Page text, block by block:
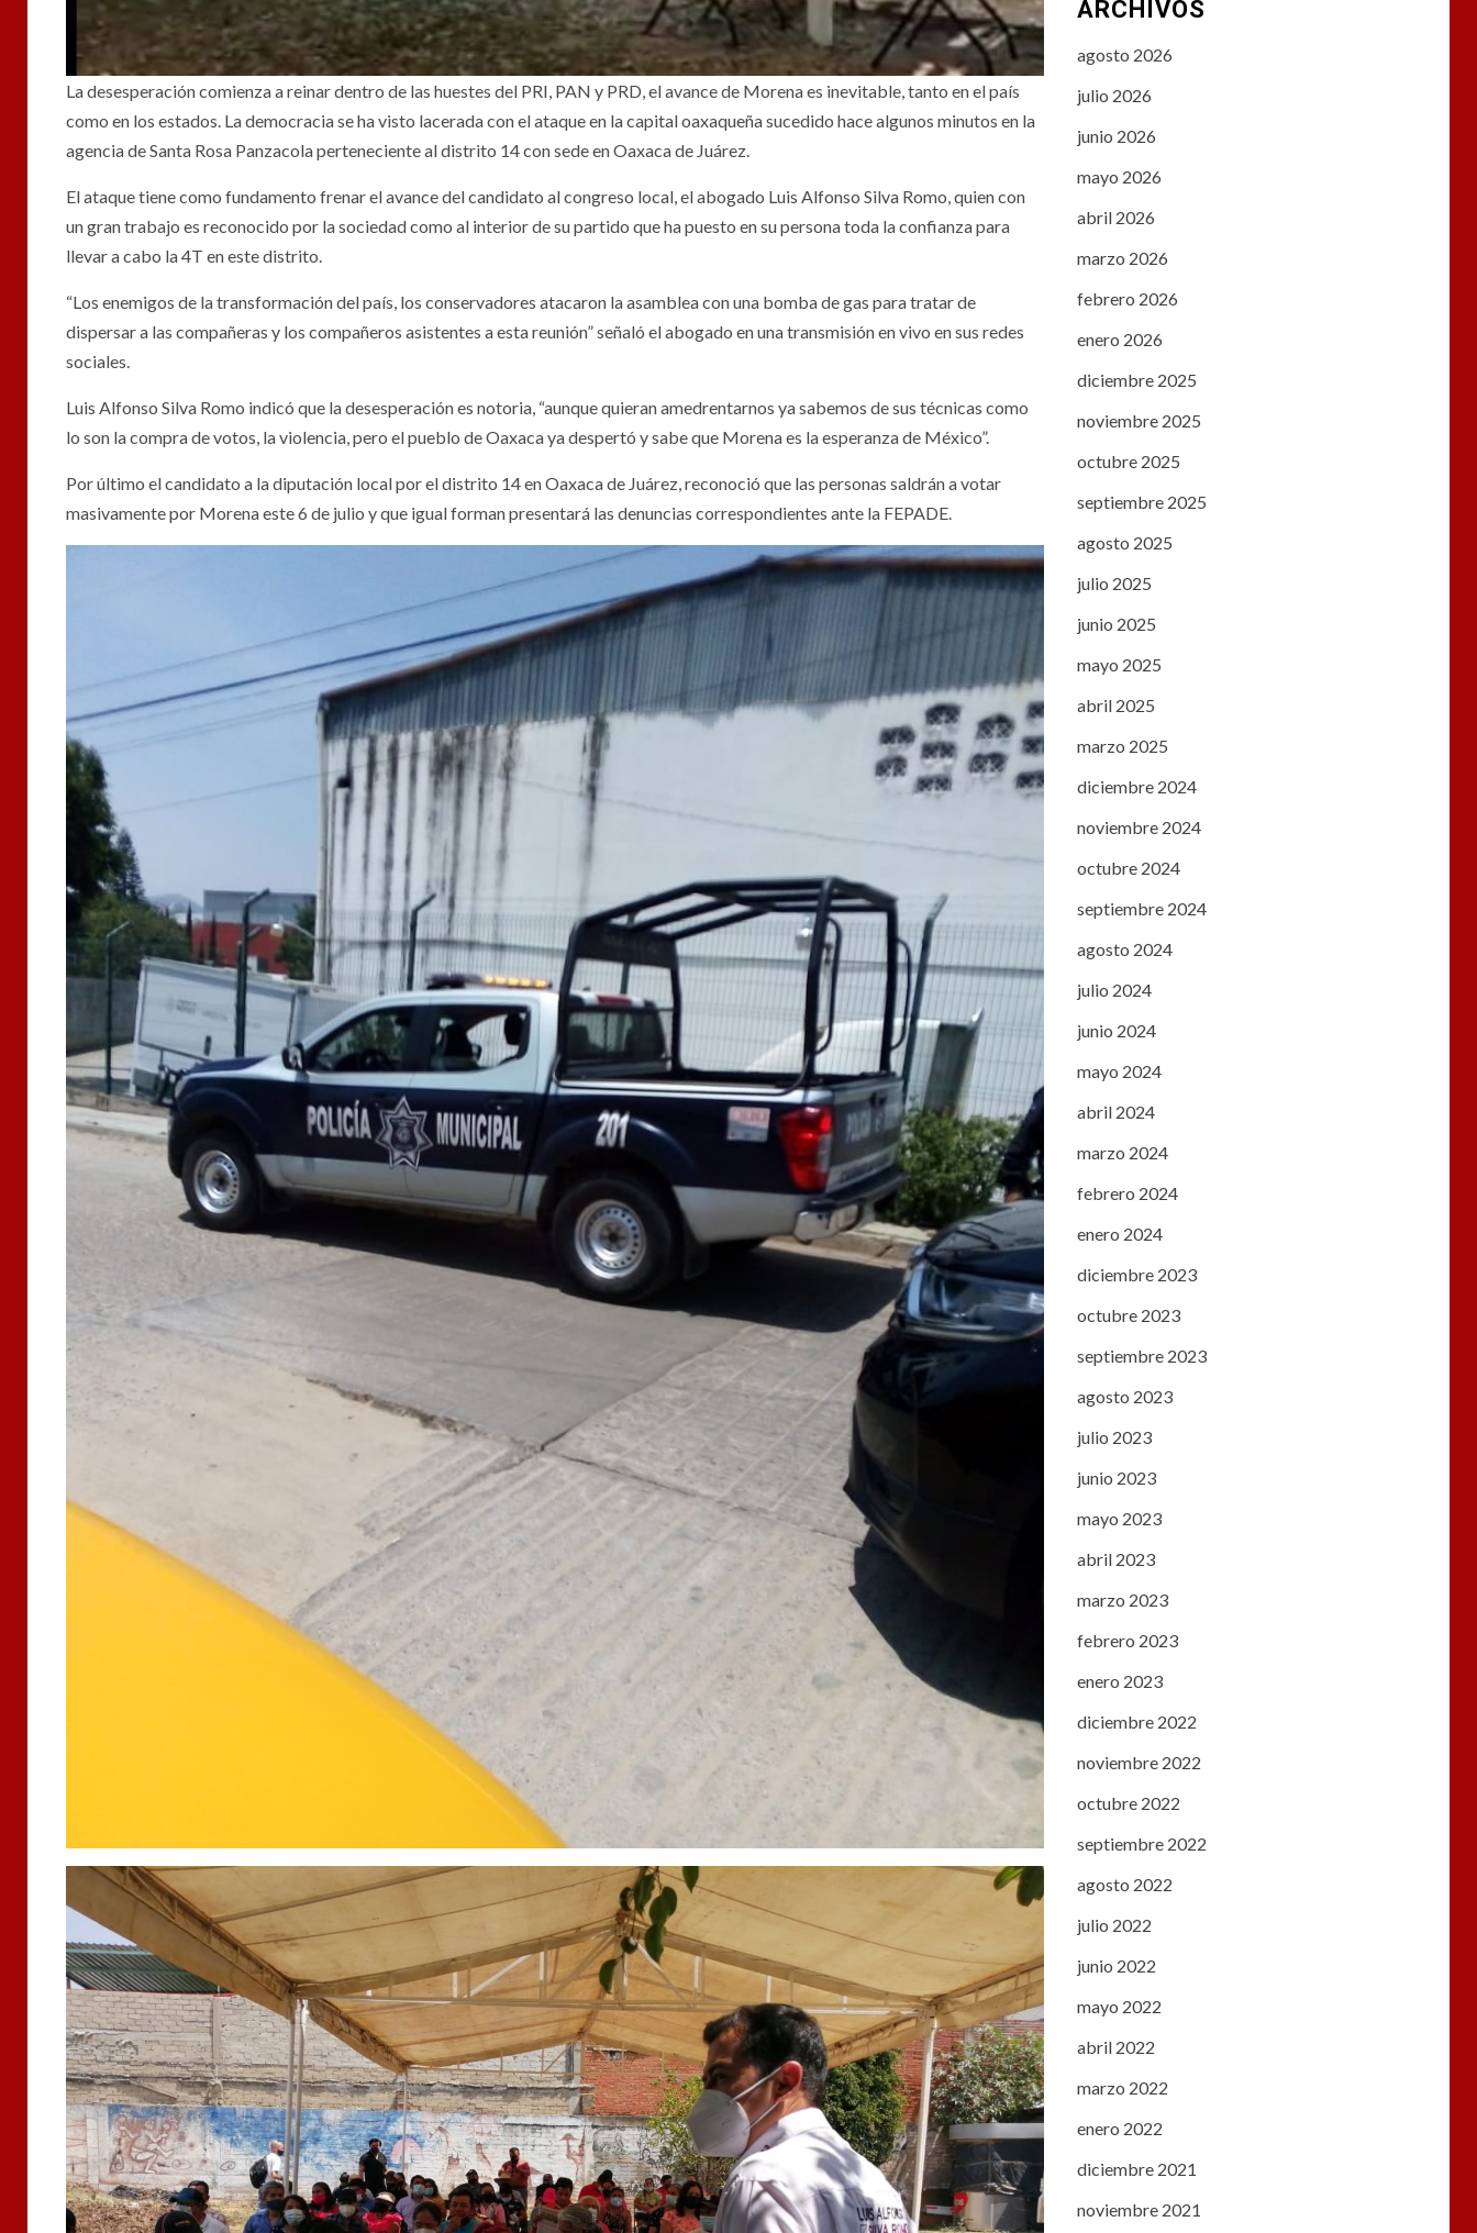
La desesperación comienza a reinar dentro de las huestes del PRI, PAN y PRD, el avance de Morena es inevitable, tanto en el país
como en los estados. La democracia se ha visto lacerada con el ataque en la capital oaxaqueña sucedido hace algunos minutos en la
agencia de Santa Rosa Panzacola perteneciente al distrito 14 con sede en Oaxaca de Juárez.
El ataque tiene como fundamento frenar el avance del candidato al congreso local, el abogado Luis Alfonso Silva Romo, quien con
un gran trabajo es reconocido por la sociedad como al interior de su partido que ha puesto en su persona toda la confianza para
llevar a cabo la 4T en este distrito.
“Los enemigos de la transformación del país, los conservadores atacaron la asamblea con una bomba de gas para tratar de
dispersar a las compañeras y los compañeros asistentes a esta reunión” señaló el abogado en una transmisión en vivo en sus redes
sociales.
Luis Alfonso Silva Romo indicó que la desesperación es notoria, “aunque quieran amedrentarnos ya sabemos de sus técnicas como
lo son la compra de votos, la violencia, pero el pueblo de Oaxaca ya despertó y sabe que Morena es la esperanza de México”.
Por último el candidato a la diputación local por el distrito 14 en Oaxaca de Juárez, reconoció que las personas saldrán a votar
masivamente por Morena este 6 de julio y que igual forman presentará las denuncias correspondientes ante la FEPADE.
ARCHIVOS
agosto 2026
julio 2026
junio 2026
mayo 2026
abril 2026
marzo 2026
febrero 2026
enero 2026
diciembre 2025
noviembre 2025
octubre 2025
septiembre 2025
agosto 2025
julio 2025
junio 2025
mayo 2025
abril 2025
marzo 2025
diciembre 2024
noviembre 2024
octubre 2024
septiembre 2024
agosto 2024
julio 2024
junio 2024
mayo 2024
abril 2024
marzo 2024
febrero 2024
enero 2024
diciembre 2023
octubre 2023
septiembre 2023
agosto 2023
julio 2023
junio 2023
mayo 2023
abril 2023
marzo 2023
febrero 2023
enero 2023
diciembre 2022
noviembre 2022
octubre 2022
septiembre 2022
agosto 2022
julio 2022
junio 2022
mayo 2022
abril 2022
marzo 2022
enero 2022
diciembre 2021
noviembre 2021